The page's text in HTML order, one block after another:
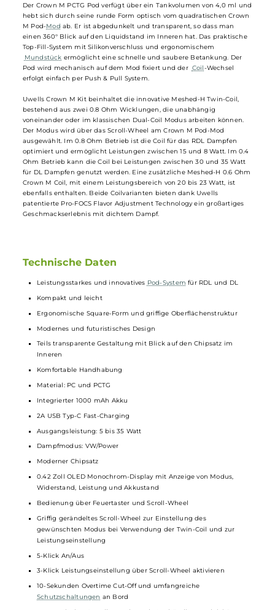
Coilverwendet wird. Das futuristische Kit kann im klassischen
VW/Power-Modus bis zu 35 Watt erreichen und der integrierte 1000
mAh Akku sorgt für eine tolle Ausdauer und kann dank des
2A Fast-Charging über den USB Typ-C Anschluss schnell aufgeladen
werden. Auf dem 0,42-Zoll-OLED-Monochrom-Display werden alle
relevanten Informationen übersichtlich dargestellt und über einen
seitlich angebrachten Schieberegler (Slider) kann die Airflow
zu ermöglichen.
Der Crown M PCTG Pod verfügt über ein Tankvolumen von 4,0 ml
hebt sich durch seine runde Form optisch vom quadratischen
M Pod-Modab. Er ist abgedunkelt und transparent, so dass man
einen 360° Blick auf den Liquidstand im Inneren hat. Das praktische
Top-Fill-System mit Silikonverschluss und ergonomischem
Mundstück ermöglicht eine schnelle und saubere Betankung. Der
Pod wird mechanisch auf dem Mod fixiert und der Coil
erfolgt einfach per Push & Pull System.
Der Modus wird über das Scroll-Wheel am Crown M Pod-Mod
optimiert und ermöglicht Leistungen zwischen 15 und 8 Watt. Im
Ohm Betrieb kann die Coil bei Leistungen zwischen 30 und 35 Watt
Crown M Coil, mit einem Leistungsbereich von 20 bis 23 Watt, ist
ebenfalls enthalten. Beide Coilvarianten bieten dank Uwells
patentierte Pro-FOCS Flavor Adjustment Technology ein großartiges
Geschmackserlebnis mit dichtem Dampf.
Technische Daten
Leistungsstarkes und innovatives
Kompakt und leicht
Ergonomische Square-Form und griffige Oberflächenstruktur
Modernes und futuristisches Design
Komfortable Handhabung
Material: PC und PCTG
Integrierter 1000 mAh Akku
Ausgangsleistung: 5 bis 35 Watt